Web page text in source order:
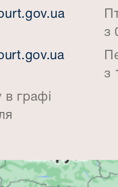
в графі
з
з